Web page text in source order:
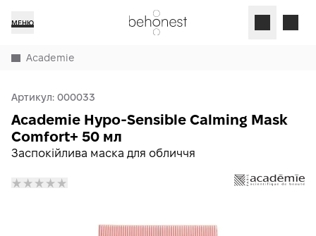
МЕНЮ
Academie
Артикул: 000033
Заспокійлива маска для обличчя
Academie Hypo-Sensible Calming Mask
Comfort+ 50 мл